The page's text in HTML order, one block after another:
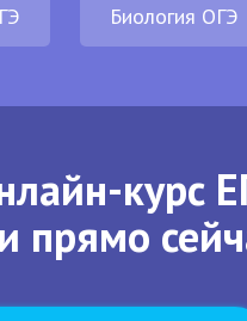
Биология ОГЭ
курс
прямо